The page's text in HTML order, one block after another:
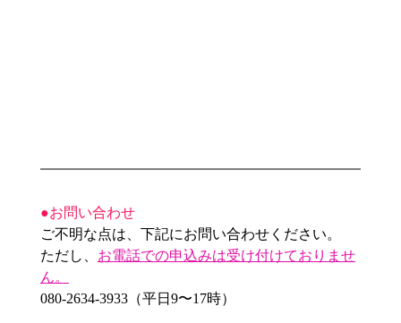
●お問い合わせ
ご不明な点は、下記にお問い合わせください。
ただし、 お電話での申込みは受け付けておりませ
ん。
080-2634-3933（平日9〜17時）